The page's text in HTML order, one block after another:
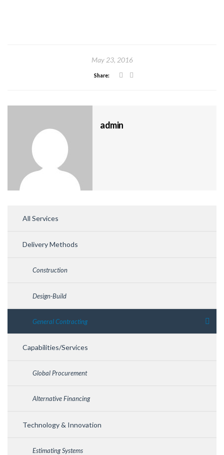
May 23, 2016
Share:
admin
All Services
Delivery Methods
Construction
Design-Build
General Contracting
Capabilities/Services
Global Procurement
Alternative Financing
Technology & Innovation
Estimating Systems